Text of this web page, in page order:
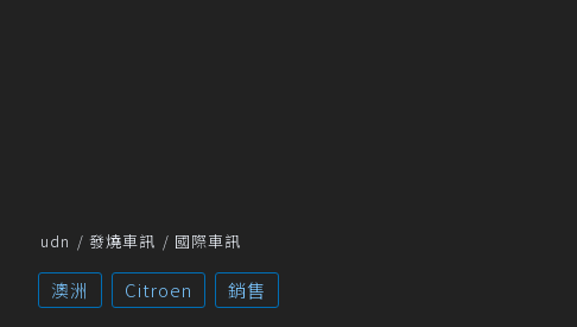
udn 發燒車訊 國際車訊
澳洲 Citroen 銷售